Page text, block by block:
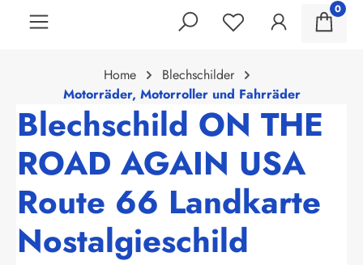
0
Home
Blechschilder
Motorräder, Motorroller und Fahrräder
Blechschild ON THE
ROAD AGAIN USA
Route 66 Landkarte
Nostalgieschild